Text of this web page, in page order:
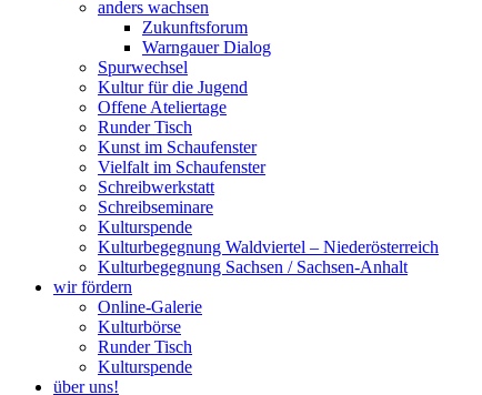
anders wachsen
Zukunftsforum
Warngauer Dialog
Spurwechsel
Kultur für die Jugend
Offene Ateliertage
Runder Tisch
Kunst im Schaufenster
Vielfalt im Schaufenster
Schreibwerkstatt
Schreibseminare
Kulturspende
Kulturbegegnung Waldviertel – Niederösterreich
Kulturbegegnung Sachsen / Sachsen-Anhalt
wir fördern
Online-Galerie
Kulturbörse
Runder Tisch
Kulturspende
über uns!